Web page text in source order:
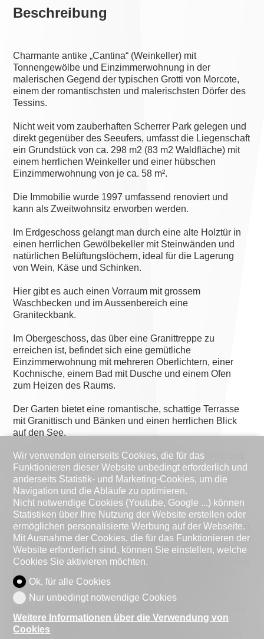
Beschreibung
Charmante antike „Cantina“ (Weinkeller) mit
Tonnengewölbe und Einzimmerwohnung in der
malerischen Gegend der typischen Grotti von Morcote,
einem der romantischsten und malerischsten Dörfer des
Tessins.
Nicht weit vom zauberhaften Scherrer Park gelegen und
direkt gegenüber des Seeufers, umfasst die Liegenschaft
ein Grundstück von ca. 298 m2 (83 m2 Waldfläche) mit
einem herrlichen Weinkeller und einer hübschen
Einzimmerwohnung von je ca. 58 m².
Die Immobilie wurde 1997 umfassend renoviert und
kann als Zweitwohnsitz erworben werden.
Im Erdgeschoss gelangt man durch eine alte Holztür in
einen herrlichen Gewölbekeller mit Steinwänden und
natürlichen Belüftungslöchern, ideal für die Lagerung
von Wein, Käse und Schinken.
Hier gibt es auch einen Vorraum mit grossem
Waschbecken und im Aussenbereich eine
Graniteckbank.
Im Obergeschoss, das über eine Granittreppe zu
erreichen ist, befindet sich eine gemütliche
Einzimmerwohnung mit mehreren Oberlichtern, einer
Kochnische, einem Bad mit Dusche und einem Ofen
zum Heizen des Raums.
Der Garten bietet eine romantische, schattige Terrasse
mit Granittisch und Bänken und einen herrlichen Blick
auf den See.
Öffentliche Parkplätze sind etwa 500 Meter entfernt und
die Bushaltestelle ist 100 Meter entfernt.
Gemeindebeschreibung
Morcote ist ein sehr schönes historisches Fischerdorf am
malerischen Luganer See und ist mit seiner Architektur in
vielen Reiseführern als überaus sehenswert erwähnt.
Besondere Merkmale von Morcote sind die wunderbaren
Laubengänge, die sich an den Hang schmiegenden
Häuser und die aus dem 13. Jahrhundert stammenden
Kirche Santa Maria del Sasso, die man über eine
ideale Ausgangspunkt für verschiedene
Freizeitaktivitäten und Sightseeing-Touren. Egal ob per
Wir verwenden einerseits Cookies, die für das
Funktionieren dieser Website unbedingt erforderlich und
anderseits Statistik- und Marketing-Cookies, um die
Navigation und die Abläufe zu optimieren.
Nicht notwendige Cookies (Youtube, Google ...) können
Statistiken über Ihre Nutzung der Website erstellen oder
ermöglichen personalisierte Werbung auf der Webseite.
Mit Ausnahme der Cookies, die für das Funktionieren der
Website erforderlich sind, können Sie einstellen, welche
Cookies Sie aktivieren möchten.
Ok, für alle Cookies
Nur unbedingt notwendige Cookies
Weitere Informationen über die Verwendung von
Cookies